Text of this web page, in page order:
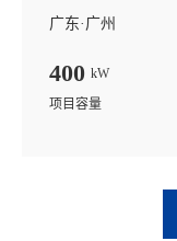
广东·广州
400 kW
项目容量